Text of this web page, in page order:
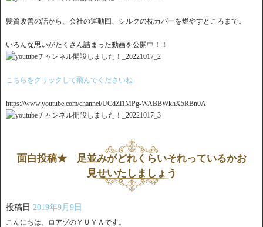
髪質改善の話から、会社の運動回、シルクの枕カバーを燃やすところまで。
いろんな思いがたくさん詰まった動画を公開中！！
こちらをクリックして飛んでくださいね
https://www.youtube.com/channel/UCdZi1MPg-WABBWkhX5RBn0A
面白投稿★ 足並みがどれくらいそれっているかお
見せいたしましょう
投稿日 2019年9月9日
こんにちは、ロアゾのＹＵＹＡです。